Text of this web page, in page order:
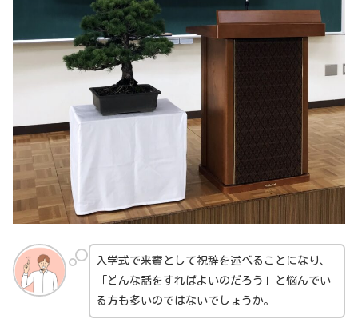
入学式で来賓として祝辞を述べることになり、
「どんな話をすればよいのだろう」と悩んでい
る方も多いのではないでしょうか。